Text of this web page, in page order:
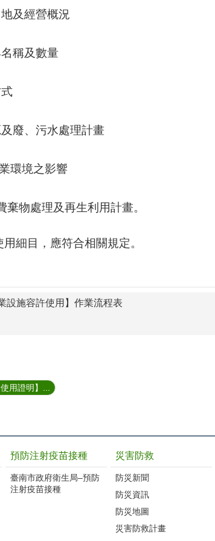
及經營概況
稱及數量
廢、污水處理計畫
環境之影響
棄物處理及再生利用計畫。
細目，應符合相關規定。
設施容許使用】作業流程表
用證明】...
預防注射疫苗接種
臺南市政府衛生局–預防
注射疫苗接種
災害防救
防災新聞
防災資訊
防災地圖
災害防救計畫